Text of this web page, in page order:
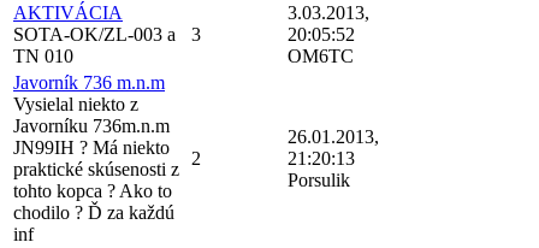
AKTIVÁCIA
SOTA-OK/ZL-003 a
TN 010
3
3.03.2013,
20:05:52
OM6TC
Javorník 736 m.n.m
Vysielal niekto z
Javorníku 736m.n.m
JN99IH ? Má niekto
praktické skúsenosti z
tohto kopca ? Ako to
chodilo ? Ď za každú
inf
2
26.01.2013,
21:20:13
Porsulik